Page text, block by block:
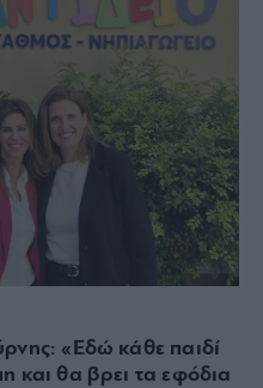
«Εδώ κάθε παιδί
και θα βρει τα εφόδια